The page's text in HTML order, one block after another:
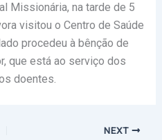
Missionária, na tarde de 5
visitou o Centro de Saúde
procedeu à bênção de
que está ao serviço dos
doentes.
NEXT